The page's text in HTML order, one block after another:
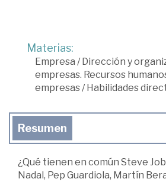
Materias:
Empresa / Dirección y
empresas. Recursos
empresas/ Habilidades
Resumen
¿Qué tienen en común Steve
Nadal, Pep Guardiola, Martín